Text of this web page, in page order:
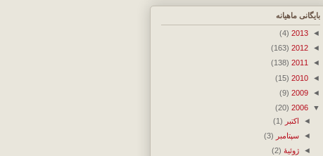
بایگانی ماهیانه
◄
2013
(4)
◄
2012
(163)
◄
2011
(138)
◄
2010
(15)
◄
2009
(9)
▼
2006
(20)
◄ اکتبر (1)
◄سپتامبر (3)
◄ژوئیهٔ (2)